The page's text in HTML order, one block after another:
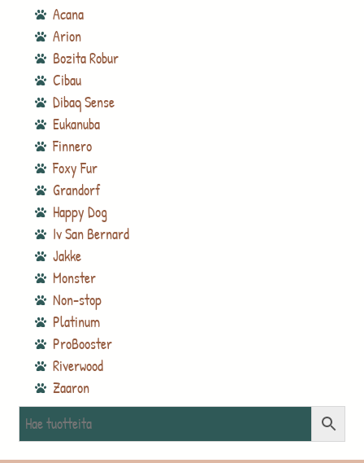
Acana
Arion
Bozita Robur
Cibau
Dibaq Sense
Eukanuba
Finnero
Foxy Fur
Grandorf
Happy Dog
Iv San Bernard
Jakke
Monster
Non-stop
Platinum
ProBooster
Riverwood
Zaaron